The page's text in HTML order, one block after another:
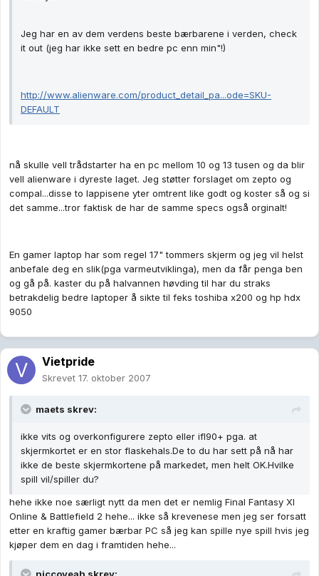
Jeg har en av dem verdens beste bærbarene i verden, check
it out (jeg har ikke sett en bedre pc enn min"!)
http://www.alienware.com/product_detail_pa...ode=SKU-
DEFAULT
nå skulle vell trådstarter ha en pc mellom 10 og 13 tusen og da blir
vell alienware i dyreste laget. Jeg støtter forslaget om zepto og
compal...disse to lappisene yter omtrent like godt og koster så og si
det samme...tror faktisk de har de samme specs også orginalt!
En gamer laptop har som regel 17" tommers skjerm og jeg vil helst
anbefale deg en slik(pga varmeutviklinga), men da får penga ben
og gå på. kaster du på halvannen høvding til har du straks
betrakdelig bedre laptoper å sikte til feks toshiba x200 og hp hdx
9050
Vietpride
Skrevet 17. oktober 2007
maets skrev:
ikke vits og overkonfigurere zepto eller ifl90+ pga. at
skjermkortet er en stor flaskehals.De to du har sett på nå har
ikke de beste skjermkortene på markedet, men helt OK.Hvilke
spill vil/spiller du?
hehe ikke noe særligt nytt da men det er nemlig Final Fantasy XI
Online & Battlefield 2 hehe... ikke så krevenese men jeg ser forsatt
etter en kraftig gamer bærbar PC så jeg kan spille nye spill hvis jeg
kjøper dem en dag i framtiden hehe...